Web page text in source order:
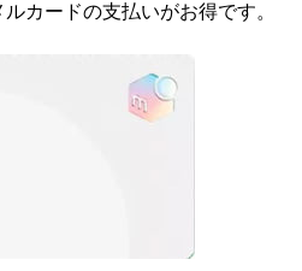
カードの支払いがお得です。